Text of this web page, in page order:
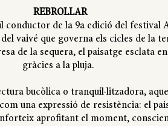
REBROLLAR
conductor de la 9a edició del festival
vaivé que governa els cicles de la
de la sequera, el paisatge esclata
gràcies a la pluja.
bucòlica o tranquil·litzadora,
una expressió de resistència: el
aprofitant el moment,